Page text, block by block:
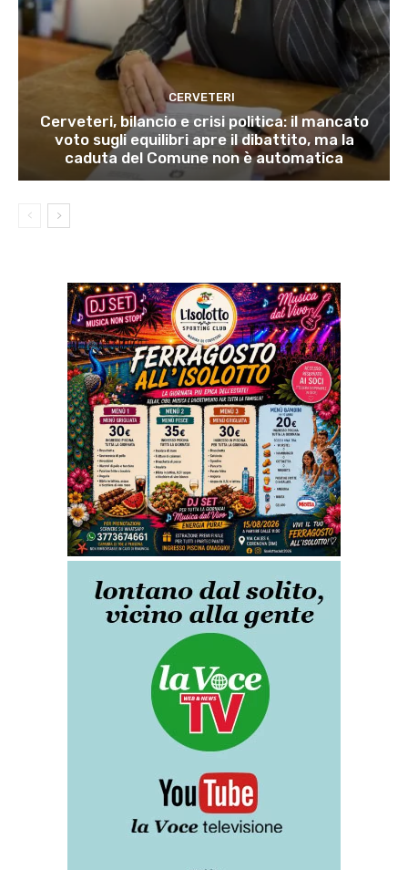
CERVETERI
Cerveteri, bilancio e crisi politica: il mancato
voto sugli equilibri apre il dibattito, ma la
caduta del Comune non è automatica